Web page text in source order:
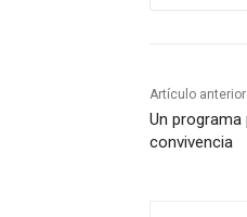
Artículo anterior
Un
convivencia